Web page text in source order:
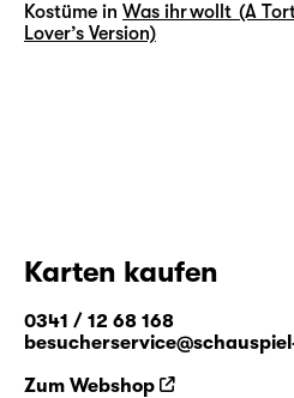
Kostüme in Was ihr wollt (A
Lover’s Version)
Karten kaufen
0341 / 12 68 168
Zum Webshop